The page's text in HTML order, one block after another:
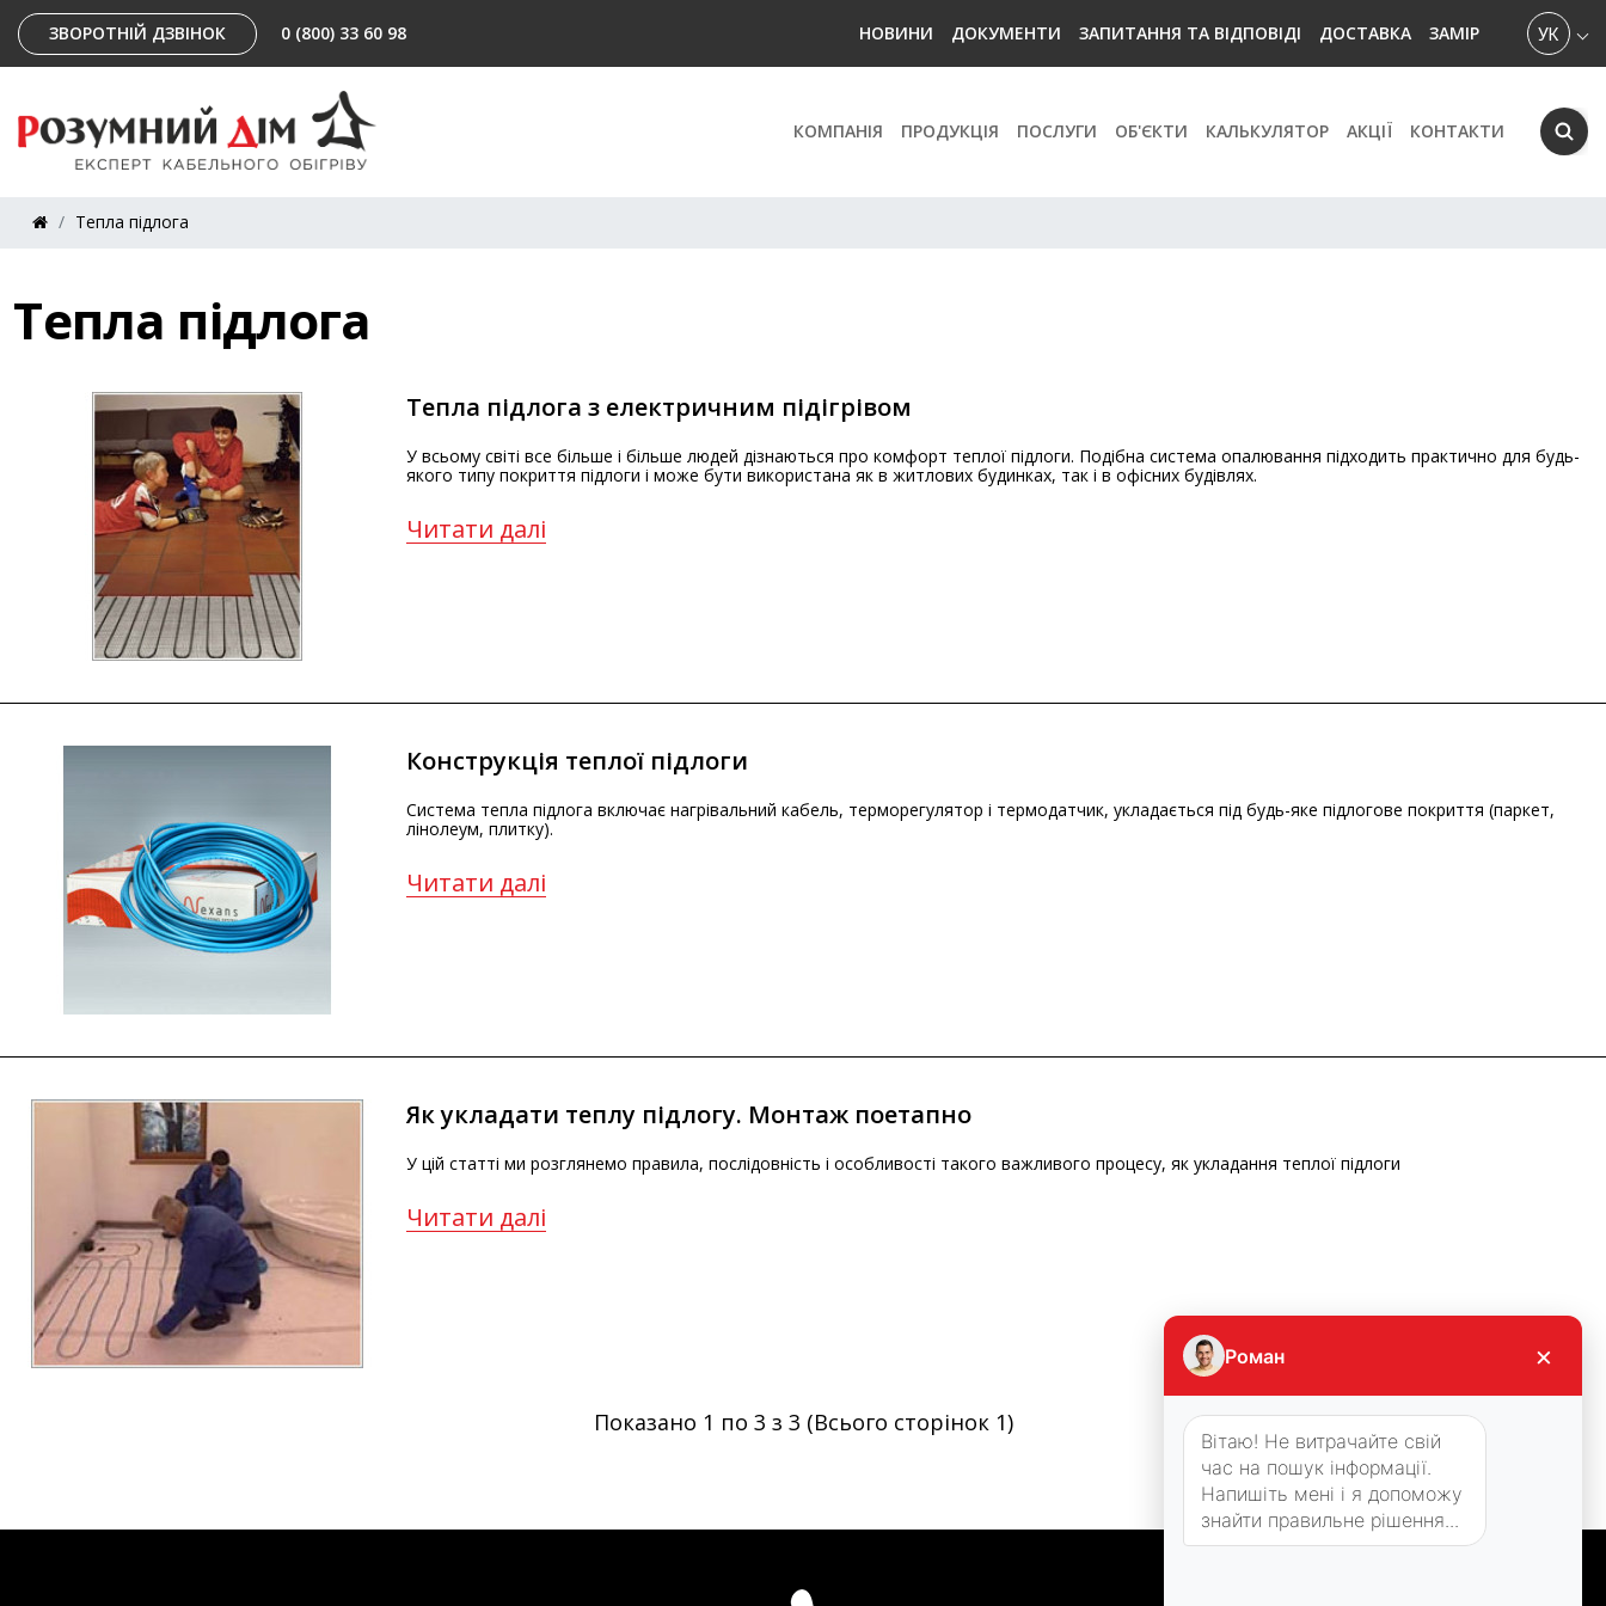
ЗВОРОТНІЙ ДЗВІНОК 0 (800) 33 60 98 НОВИНИ ДОКУМЕНТИ ЗАПИТАННЯ ТА ВІДПОВІДІ ДОСТАВКА ЗАМІР
КОМПАНІЯ ПРОДУКЦІЯ ПОСЛУГИ ОБ'ЄКТИ КАЛЬКУЛЯТОР АКЦІЇ КОНТАКТИ
Тепла підлога
Тепла підлога
Тепла підлога з електричним підігрівом
У всьому світі все більше і більше людей дізнаються про комфорт теплої підлоги. Подібна система опалювання підходить практично для будь-
якого типу покриття підлоги і може бути використана як в житлових будинках, так і в офісних будівлях.
Читати далі
Конструкція теплої підлоги
Система тепла підлога включає нагрівальний кабель, терморегулятор і термодатчик, укладається під будь-яке підлогове покриття (паркет,
лінолеум, плитку).
Читати далі
Як укладати теплу підлогу. Монтаж поетапно
У цій статті ми розглянемо правила, послідовність і особливості такого важливого процесу, як укладання теплої підлоги
Читати далі
Показано 1 по 3 з 3 (Всього сторінок 1)
Роман ×
Вітаю! Не витрачайте свій
час на пошук інформації.
Напишіть мені і я допоможу
знайти правильне рішення...